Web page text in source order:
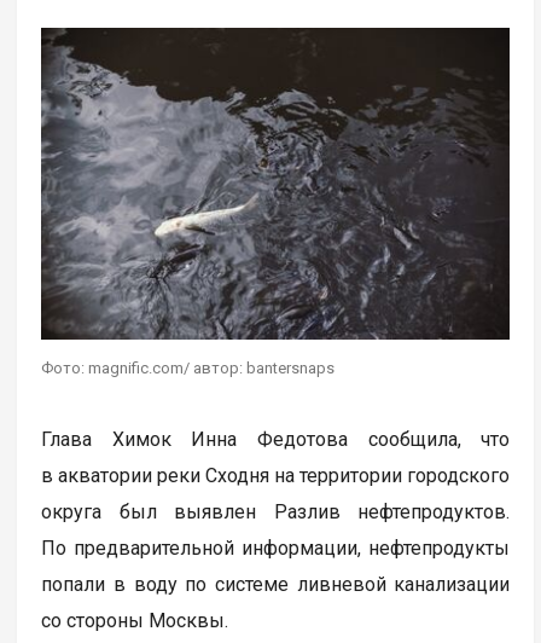
Фото: magnific.com/ автор: bantersnaps
Глава Химок Инна Федотова сообщила, что
в акватории реки Сходня на территории городского
округа был выявлен Разлив нефтепродуктов.
По предварительной информации, нефтепродукты
попали в воду по системе ливневой канализации
со стороны Москвы.